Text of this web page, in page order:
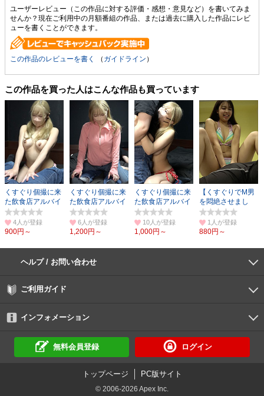
ユーザーレビュー（この作品に対する評価・感想・意見など）を書いてみま
せんか？現在ご利用中の月額番組の作品、または過去に購入した作品にレビ
ューを書くことができます。
この作品のレビューを書く （ ガイドライン ）
この作品を買った人はこんな作品も買っています
くすぐり個撮に来
た飲食店アルバイ
トギャル りな
（6）
4人
900円～
くすぐり個撮に来
た飲食店アルバイ
トギャル りな
（2）
6人
1,200円～
くすぐり個撮に来
た飲食店アルバイ
トギャル りな
（8）
10人
1,000円～
【くすぐりでM男
を悶絶させまし
た】永野楓果
1人
880円～
ヘルプ / お問い合わせ
よくあるご質問
ご利用環境
お支払い方法
パスワードの再設定
サポートセンター
ご利用ガイド
初めての方へ
会員登録の手順
作品購入の手順
動画再生の手順
検索のヒント
DUGA Player
インフォメーション
DUGAからのお知らせ
デュガの歴史とあゆみ
利用規約
個人情報保護方針
特定商取引法に基づく表示
資金決済法に基づく表示
倫理基準
サイトマップ無料会員登録 ログイン
トップページ PC版サイト
© 2006-2026 Apex Inc.